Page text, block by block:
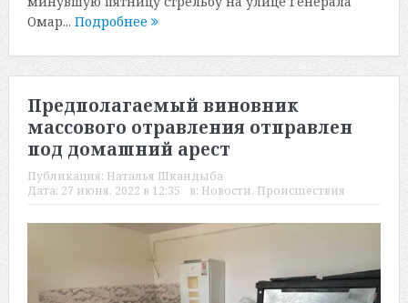
Омар... Подробнее
Предполагаемый виновник
массового отравления отправлен
под домашний арест
Публикация: Наталья Шкандыба
Дата: 27 июня, 2022 в 12:35 в: Новости, Происшествия